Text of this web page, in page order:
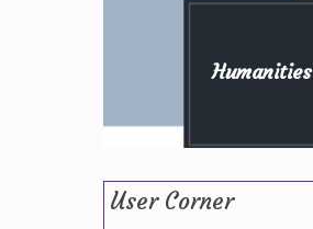
Humanities
User Corner